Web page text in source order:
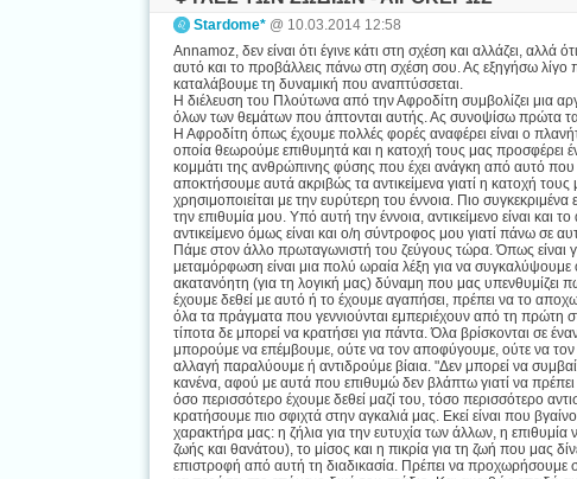
Stardome* @ 10.03.2014 12:58
Annamoz, δεν είναι ότι έγινε κάτι στη σχέση και αλλάζει, αλλά
αυτό και το προβάλλεις πάνω στη σχέση σου. Ας εξηγήσω λίγο
καταλάβουμε τη δυναμική που αναπτύσσεται.
Η διέλευση του Πλούτωνα από την Αφροδίτη συμβολίζει μια
όλων των θεμάτων που άπτονται αυτής. Ας συνοψίσω πρώτα τα
Η Αφροδίτη όπως έχουμε πολλές φορές αναφέρει είναι ο
οποία θεωρούμε επιθυμητά και η κατοχή τους μας προσφέρει
κομμάτι της ανθρώπινης φύσης που έχει ανάγκη από αυτό
αποκτήσουμε αυτά ακριβώς τα αντικείμενα γιατί η κατοχή
χρησιμοποιείται με την ευρύτερη του έννοια. Πιο
την επιθυμία μου. Υπό αυτή την έννοια, αντικείμενο είναι και
αντικείμενο όμως είναι και ο/η σύντροφος μου γιατί πάνω σε
Πάμε στον άλλο πρωταγωνιστή του ζεύγους τώρα. Όπως είναι
μεταμόρφωση είναι μια πολύ ωραία λέξη για να
ακατανόητη (για τη λογική μας) δύναμη που μας υπενθυμίζει
έχουμε δεθεί με αυτό ή το έχουμε αγαπήσει, πρέπει να το
όλα τα πράγματα που γεννιούνται εμπεριέχουν από τη πρώτη
τίποτα δε μπορεί να κρατήσει για πάντα. Όλα βρίσκονται σε
μπορούμε να επέμβουμε, ούτε να τον αποφύγουμε, ούτε να
αλλαγή παραλύουμε ή αντιδρούμε βίαια. "Δεν μπορεί να
κανένα, αφού με αυτά που επιθυμώ δεν βλάπτω γιατί να
όσο περισσότερο έχουμε δεθεί μαζί του, τόσο περισσότερο
κρατήσουμε πιο σφιχτά στην αγκαλιά μας. Εκεί είναι που
χαρακτήρα μας: η ζήλια για την ευτυχία των άλλων, η
ζωής και θανάτου), το μίσος και η πικρία για τη ζωή που μας
επιστροφή από αυτή τη διαδικασία. Πρέπει να